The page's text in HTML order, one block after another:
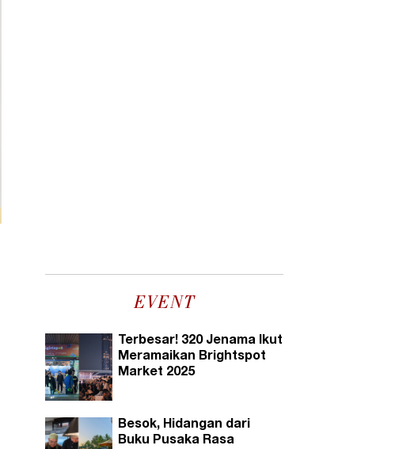
EVENT
Terbesar! 320 Jenama Ikut
Meramaikan Brightspot
Market 2025
Besok, Hidangan dari
Buku Pusaka Rasa